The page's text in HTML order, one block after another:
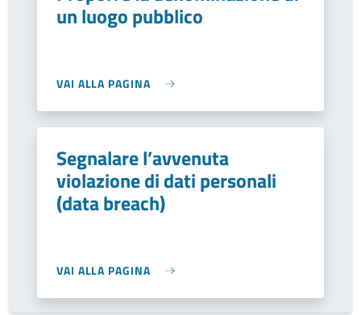
un luogo pubblico
VAI ALLA PAGINA
Segnalare l’avvenuta
violazione di dati personali
(data breach)
VAI ALLA PAGINA